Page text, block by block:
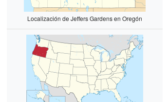
Localización de Jeffers Gardens en Oregón